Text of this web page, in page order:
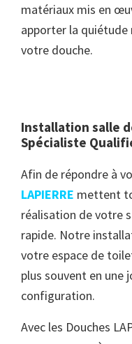
matériaux mis en
apporter la quiétude
votre douche.
Installation salle
Spécialiste
Afin de répondre à
LAPIERRE mettent
réalisation de votre
rapide. Notre
votre espace de
plus souvent en une
configuration.
Avec les Douches